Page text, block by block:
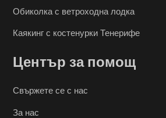
Обиколка с ветроходна лодка
Каякинг с костенурки Тенерифе
Център за помощ
Свържете се с нас
За нас